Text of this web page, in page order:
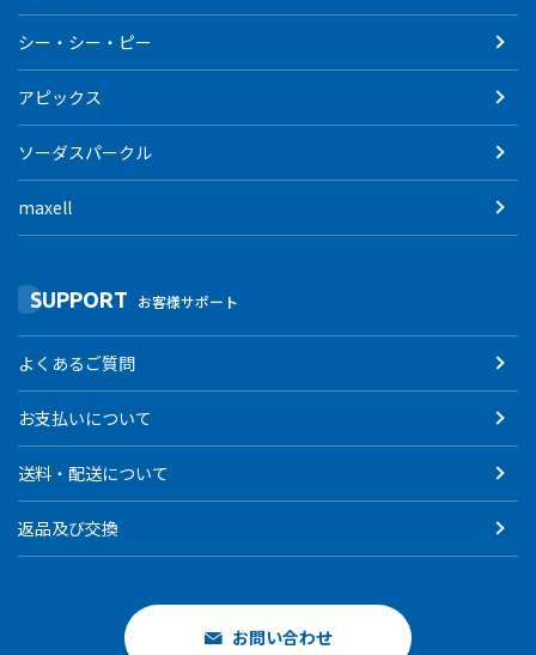
シー・シー・ピー
アピックス
ソーダスパークル
maxell
SUPPORT お客様サポート
よくあるご質問
お支払いについて
送料・配送について
返品及び交換
お問い合わせ